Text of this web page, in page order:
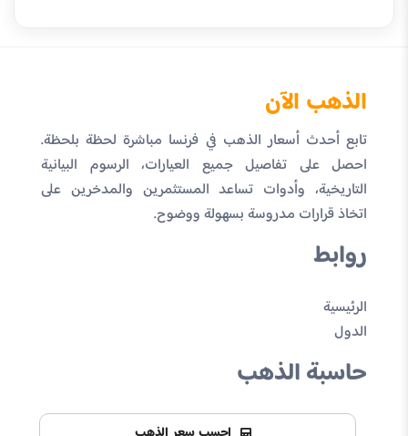
الذهب الآن
تابع أحدث أسعار الذهب في فرنسا مباشرة لحظة بلحظة.
احصل على تفاصيل جميع العيارات، الرسوم البيانية
التاريخية، وأدوات تساعد المستثمرين والمدخرين على
اتخاذ قرارات مدروسة بسهولة ووضوح.
روابط
الرئيسية
الدول
حاسبة الذهب